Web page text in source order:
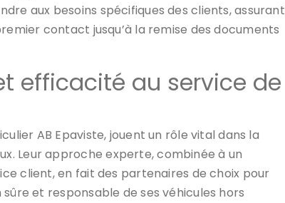
aux besoins spécifiques des clients, assurant
contact jusqu’à la remise des documents
efficacité au service de
AB Epaviste, jouent un rôle vital dans la
Leur approche experte, combinée à un
client, en fait des partenaires de choix pour
et responsable de ses véhicules hors